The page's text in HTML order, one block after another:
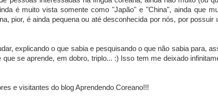
é muito vista somente como "Japão" e "China", ainda que
pior, é ainda pequena ou até desconhecida por nós, por possuir
explicando o que sabia e pesquisando o que não sabia para,
se aprende, em dobro, triplo... :) Isso tem me deixado
e visitantes do blog Aprendendo Coreano!!!